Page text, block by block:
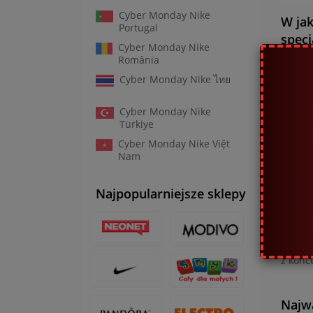
W
Jak
nocy
z
Cyber Monday Nike
Portugal
Cyber Monday Nike
România
Cyber Monday Nike ไทย
Cyber Monday Nike
Türkiye
Cyber Monday Nike Việt
Nam
Najpopularniejsze sklepy